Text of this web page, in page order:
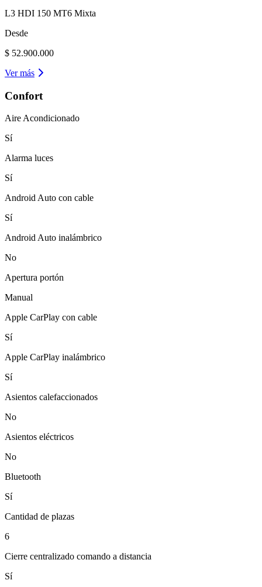
L3 HDI 150 MT6 Mixta
Desde
$ 52.900.000
Ver más
Confort
Aire Acondicionado
Sí
Alarma luces
Sí
Android Auto con cable
Sí
Android Auto inalámbrico
No
Apertura portón
Manual
Apple CarPlay con cable
Sí
Apple CarPlay inalámbrico
Sí
Asientos calefaccionados
No
Asientos eléctricos
No
Bluetooth
Sí
Cantidad de plazas
6
Cierre centralizado comando a distancia
Sí